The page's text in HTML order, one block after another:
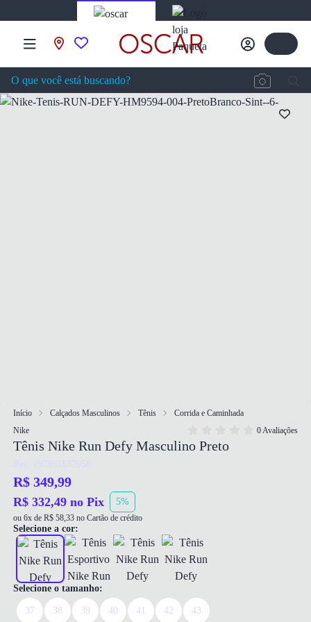
Início Calçados Masculinos Tênis
Corrida e Caminhada
Nike
0 Avaliações
Tênis Nike Run Defy Masculino Preto
Ref: 197861837958
R$ 349,99
R$ 332,49 no Pix 5%
ou 6x de R$ 58,33 no Cartão de crédito
Selecione a cor:
Selecione o tamanho:
37 38 39 40 41 42 43